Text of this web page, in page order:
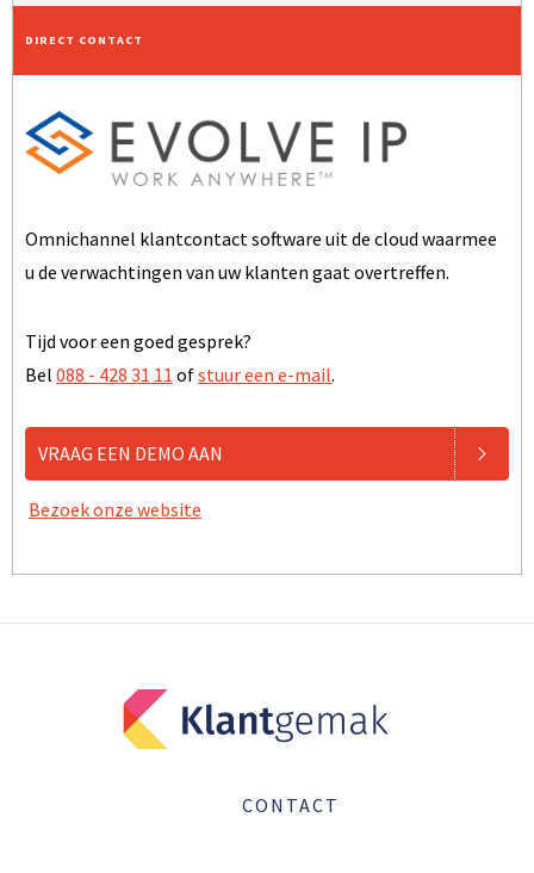
DIRECT CONTACT
Omnichannel klantcontact software uit de cloud waarmee
u de verwachtingen van uw klanten gaat overtreffen.
Tijd voor een goed gesprek?
Bel 088 - 428 31 11 ofstuur een e-mail.
VRAAG EEN DEMO AAN
Bezoek onze website
CONTACT